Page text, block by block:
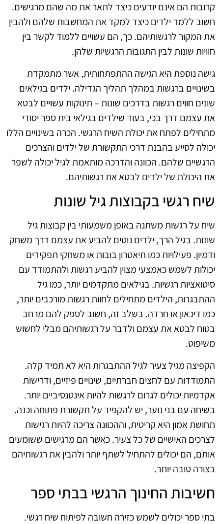
קרובות הם אינם יודעים כיצד לתאר את מה שהם מרגישים.
חשוב ללמד ילדים כיצד למקד את המחשבות שלהם ולהבין
את המקור לרגשותיהם. כך, הם עשויים ללמוד לקשר בין
חוויות שונות לבין התגובות הרגשיות שלהן.
גישה נוספת היא הגישה ההתפתחותית, אשר מתמקדת
בשינויים ברגשות במהלך תהליך הגדילה. ילדים בגילאים
שונים חווים רגשות בדרכים שונות – תינוקות עשויים לבטא
את עצמם דרך בכי, בעוד שילדים בגילאי בית ספר יסודי
מתחילים לפתח את יכולת השיח הרגשי. הכרה בשינויים הללו
יכולה לסייע בהבנת דרכי התקשורת של ילדים והצרכים
הרגשיים שלהם. הכוונה והדרכה מותאמת לגיל יכולה לשפר
את היכולת של ילדים לבטא את רגשותיהם.
שיח רגשי בקבוצות גיל שונות
שיח על רגשות משתנה באופן משמעותי בין קבוצות גיל
שונות. בגיל הרך, ילדים נוטים להביע את עצמם דרך משחק
ודמיון. פעילויות כמו תיאטרון בובות או משחקי תפקידים
יכולות לשמש כאמצעי מצוין להביע רגשות ולהתמודד עם
סיטואציות רגשיות. בגילאים מתקדמים יותר, כמו גיל
ההתבגרות, הילדים מתחילים לחוות רגשות מורכבים יותר,
כמו דיכאון או חרדה. בשלב זה, חשוב לספק להם מרחב
בטוח לבטא את עצמם ולדבר על רגשותיהם מבלי לחשוש
משיפוט.
הקפיצה מגיל צעיר לגיל ההתבגרות היא לא תמיד קלה.
התמודדות עם לחצים חברתיים, שינויים פיזיים, ודרישות
אקדמיות יכולים לגרום לרגשות להיות אינטנסיביים יותר.
בשיחה עם בני נוער, יש להקפיד על תקשורת פתוחה וכנה.
תחושת אמון היא קריטית, וההכוונה צריכה להיות רגישות
לצרכים האישיים של כל צעיר. כאשר הם מרגישים ששומעים
אותם, הם יכולים להתחיל לשתף יותר ולהבין את רגשותיהם
בצורה טובה יותר.
חשיבות החינוך הרגשי בבתי ספר
בתי ספר יכולים לשמש כזירה חשובה לפיתוח שיח רגשי.